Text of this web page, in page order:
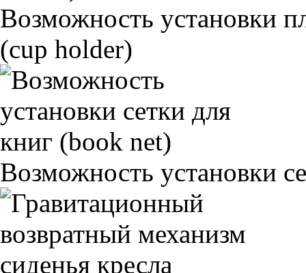
Возможность установки
(cup holder)
Возможность установки